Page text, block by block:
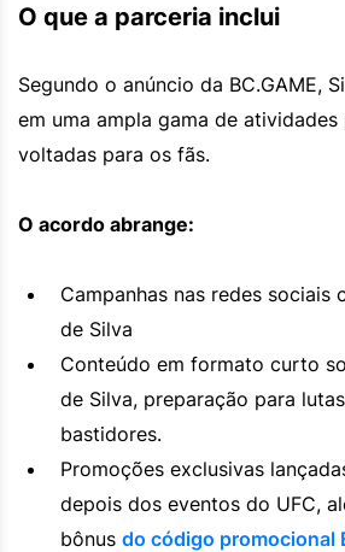
O que a parceria inclui
Segundo o anúncio da BC.GAME,
em uma ampla gama de
voltadas para os fãs.
O acordo abrange:
Campanhas nas redes sociais
de Silva
Conteúdo em formato curto
de Silva, preparação para
bastidores.
Promoções exclusivas
depois dos eventos do UFC,
bônus do código promocional